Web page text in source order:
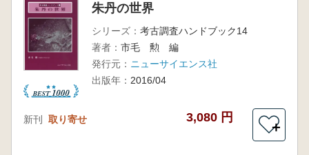
朱丹の世界
シリーズ： 考古調査ハンドブック14
著者： 市毛 勲 編
発行元： ニューサイエンス社
出版年： 2016/04
新刊 取り寄せ 3,080 円
＋